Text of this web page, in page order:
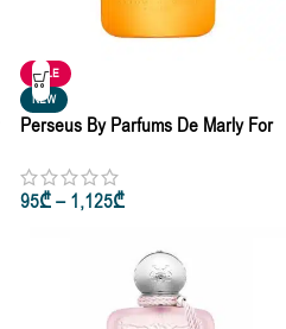
SALE
NEW
Perseus By Parfums De Marly For
• 125ml
95₾– 1,125₾